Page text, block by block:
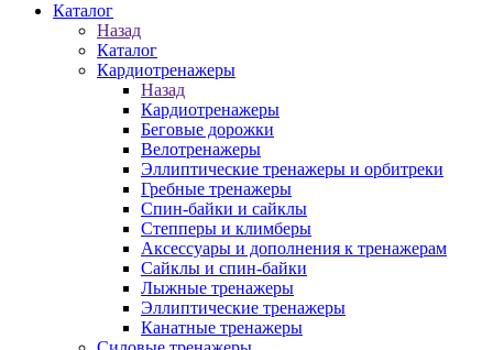
Каталог
Назад
Каталог
Кардиотренажеры
Назад
Кардиотренажеры
Беговые дорожки
Велотренажеры
Эллиптические тренажеры и орбитреки
Гребные тренажеры
Спин-байки и сайклы
Степперы и климберы
Аксессуары и дополнения к тренажерам
Сайклы и спин-байки
Лыжные тренажеры
Эллиптические тренажеры
Канатные тренажеры